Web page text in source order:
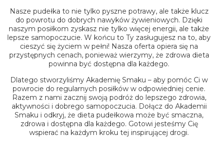
Nasze pudełka to nie tylko pyszne potrawy, ale także klucz
do powrotu do dobrych nawyków żywieniowych. Dzięki
naszym posiłkom zyskasz nie tylko więcej energii, ale także
lepsze samopoczucie. W końcu to Ty zasługujesz na to, aby
cieszyć się życiem w pełni! Nasza oferta opiera się na
przystępnych cenach, ponieważ wierzymy, że zdrowa dieta
powinna być dostępna dla każdego.
Dlatego stworzyliśmy Akademię Smaku – aby pomóc Ci w
powrocie do regularnych posiłków w odpowiedniej cenie.
Razem z nami zacznij swoją podróż do lepszego zdrowia,
aktywności i dobrego samopoczucia. Dołącz do Akademii
Smaku i odkryj, że dieta pudełkowa może być smaczna,
zdrowa i dostępna dla każdego. Gotowi jesteśmy Cię
wspierać na każdym kroku tej inspirującej drogi.